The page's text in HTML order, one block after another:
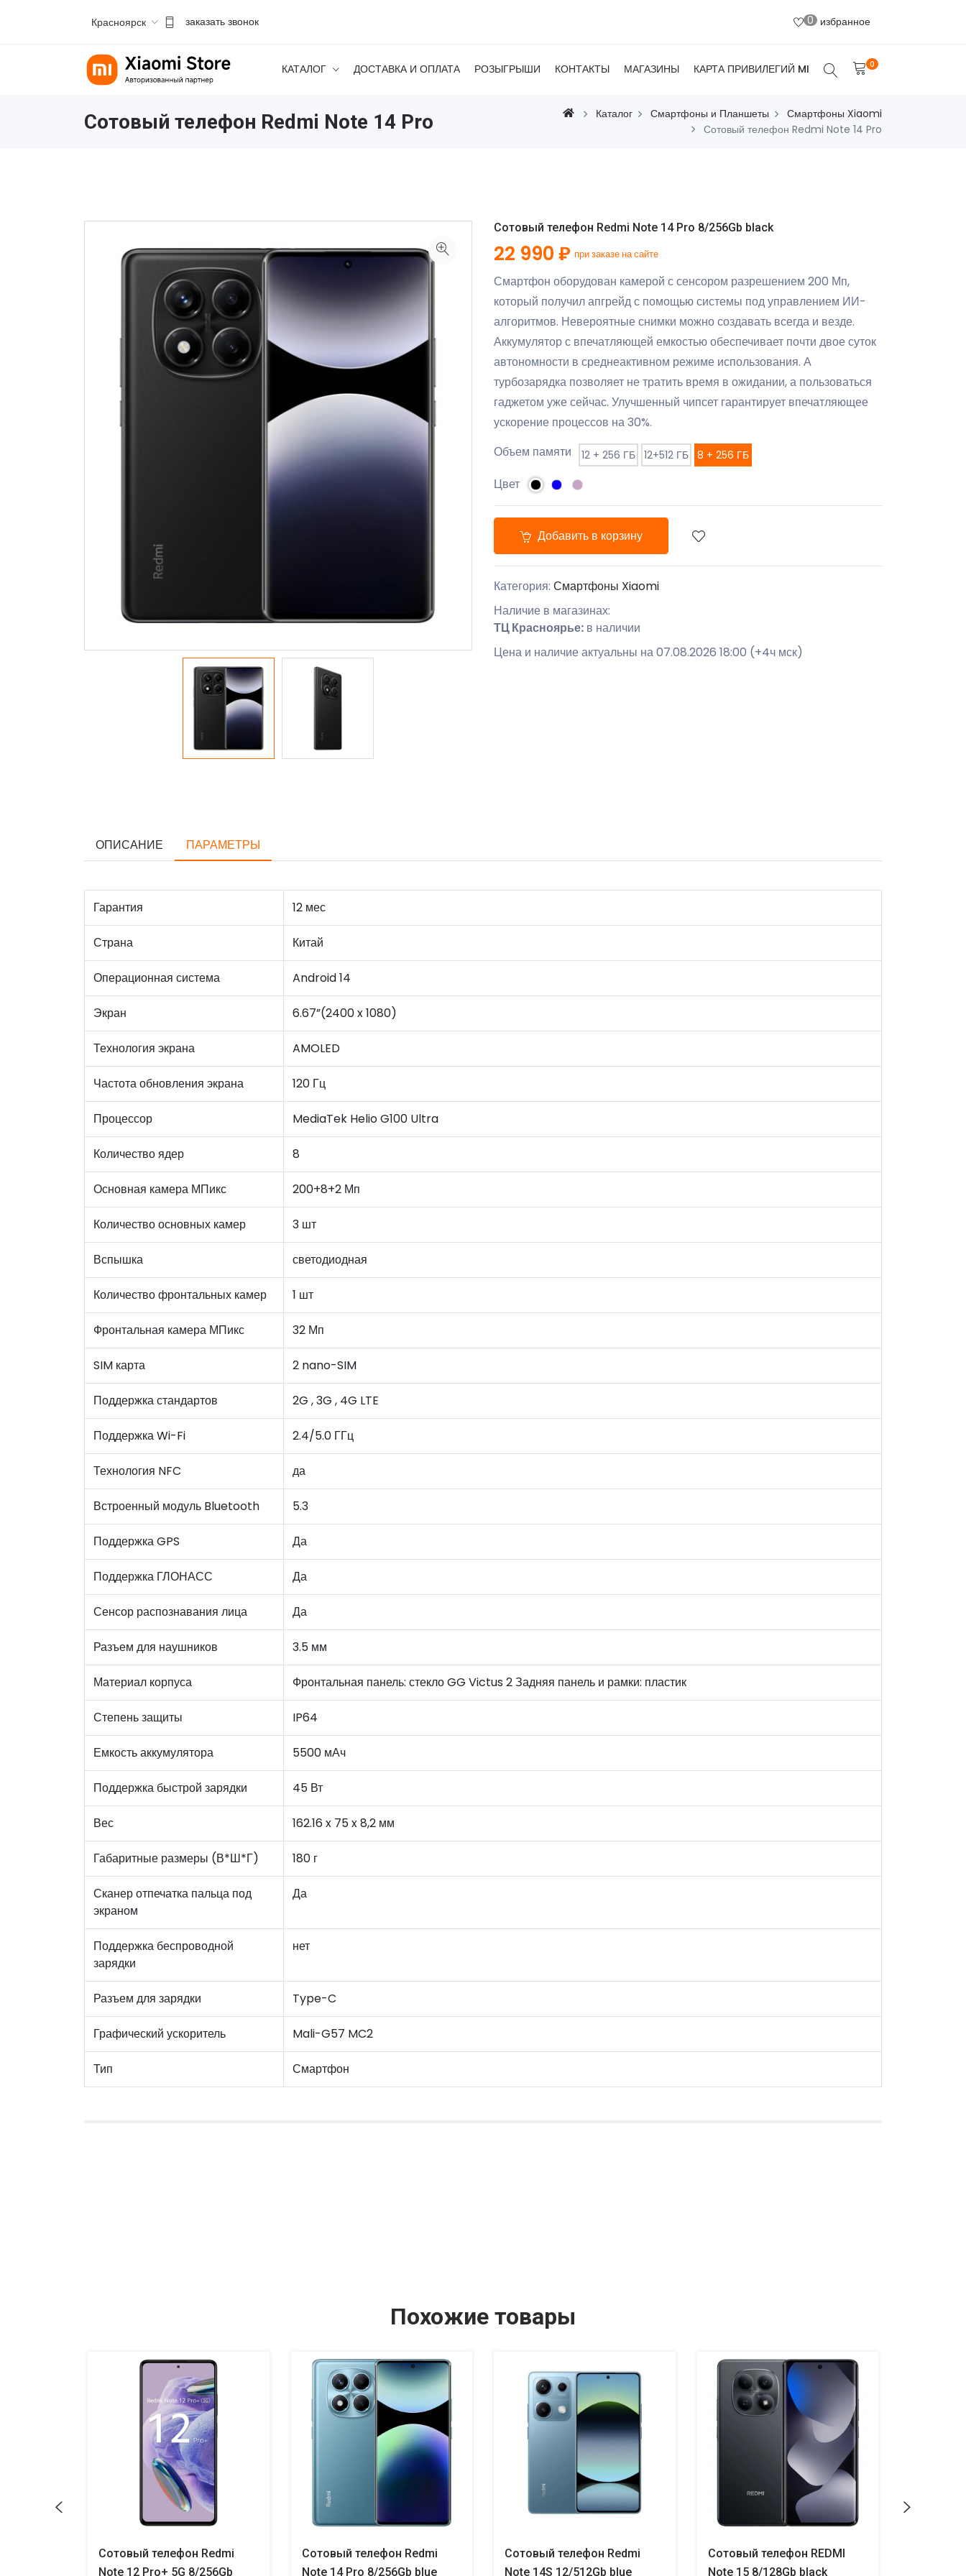
Красноярск заказать звонок 0 избранное
КАТАЛОГ ДОСТАВКА И ОПЛАТА РОЗЫГРЫШИ КОНТАКТЫ МАГАЗИНЫ КАРТА ПРИВИЛЕГИЙ MI 0
Сотовый телефон Redmi Note 14 Pro Каталог Смартфоны и Планшеты
Смартфоны Xiaomi
Сотовый телефон Redmi Note 14 Pro
Сотовый телефон Redmi Note 14 Pro 8/256Gb black
22 990 ₽ при заказе на сайте
Смартфон оборудован камерой с сенсором разрешением 200 Мп,
который получил апгрейд с помощью системы под управлением ИИ-
алгоритмов. Невероятные снимки можно создавать всегда и везде.
Аккумулятор с впечатляющей емкостью обеспечивает почти двое суток
автономности в среднеактивном режиме использования. А
турбозарядка позволяет не тратить время в ожидании, а пользоваться
гаджетом уже сейчас. Улучшенный чипсет гарантирует впечатляющее
ускорение процессов на 30%.
Объем памяти
12 + 256 ГБ 12+512 ГБ 8 + 256 ГБ
Цвет
Добавить в корзину
Категория: Смартфоны Xiaomi
Наличие в магазинах:
ТЦ Красноярье: в наличии
Цена и наличие актуальны на 07.08.2026 18:00 (+4ч мск)
ОПИСАНИЕ ПАРАМЕТРЫ
Гарантия 12 мес
Страна Китай
Операционная система Android 14
Экран 6.67”(2400 x 1080)
Технология экрана AMOLED
Частота обновления экрана 120 Гц
Процессор MediaTek Helio G100 Ultra
Количество ядер 8
Основная камера МПикс 200+8+2 Мп
Количество основных камер 3 шт
Вспышка светодиодная
Количество фронтальных камер 1 шт
Фронтальная камера МПикс 32 Мп
SIM карта 2 nano-SIM
Поддержка стандартов 2G , 3G , 4G LTE
Поддержка Wi-Fi 2.4/5.0 ГГц
Технология NFC да
Встроенный модуль Bluetooth 5.3
Поддержка GPS Да
Поддержка ГЛОНАСС Да
Сенсор распознавания лица Да
Разъем для наушников 3.5 мм
Материал корпуса Фронтальная панель: стекло GG Victus 2 Задняя панель и рамки: пластик
Степень защиты IP64
Емкость аккумулятора 5500 мАч
Поддержка быстрой зарядки 45 Вт
Вес 162.16 x 75 x 8,2 мм
Габаритные размеры (В*Ш*Г) 180 г
Сканер отпечатка пальца под
экраном
Да
Поддержка беспроводной
зарядки
нет
Разъем для зарядки Type-C
Графический ускоритель Mali-G57 MC2
Тип Смартфон
Похожие товары
Сотовый телефон Redmi
Note 12 Pro+ 5G 8/256Gb
Сотовый телефон Redmi
Note 14 Pro 8/256Gb blue
Сотовый телефон Redmi
Note 14S 12/512Gb blue
Сотовый телефон REDMI
Note 15 8/128Gb black